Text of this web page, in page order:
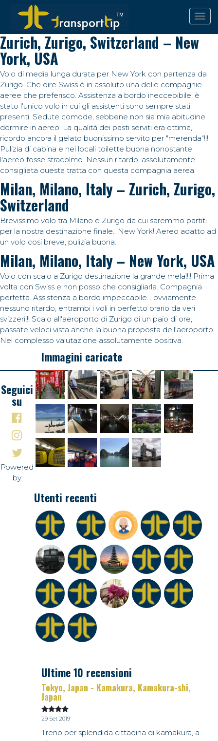
Zurich, Zurigo, Switzerland – New
York, USA
Volo di media lunga durata per New York con partenza da
Zurigo. Che dire Swiss è in assoluto una delle compagnie
aeree che preferisco. Assistenza a bordo ineccepibile, è
stato l'unico volo in cui gli assistenti sono sempre stati
presenti. Sedute comode, sebbene non sia mia abitudine
dormire in aereo. La qualità dei pasti serviti era ottima,
ricordo ancora il gelato buonissimo servito per "merenda"!!!
Pulizia di cabina e nei locali toilette buona nonostante
l'aereo fosse stracolmo. Nessun ritardo, assolutamente
consigliata questa tratta con questa compagnia aerea.
Milan, Milano, Italy – Zurich, Zurigo,
Switzerland
Brevissimo volo tra Milano e Zurigo da cui saremmo partiti
per la nostra destinazione finale.. New York! Aereo adatto ad
un volo cosi breve, pulizia buona.
Milan, Milano, Italy – New York, USA
Volo con scalo a Zurigo destinazione la grande mela!!!! Prima
volta con Swiss e non posso che consigliarla. Compagnia
perfetta. Assistenza a bordo impeccabile... ovviamente
nessuno ritardo, entrambi i voli in perfetto orario da veri
svizzeri!!! Scalo all'aeroporto di Zurigo di un paio di ore,
passate veloci vista anche la buona proposta dell'aeroporto.
Nel complesso valutazione assolutamente positiva.
Immagini caricate
Utenti recenti
Ultime 10 recensioni
Tokyo, Japan - Kamakura, Kamakura-shi,
Japan
29 Set 2019
Treno per splendida cittadina di kamakura, a
Seguici
su
Powered
by